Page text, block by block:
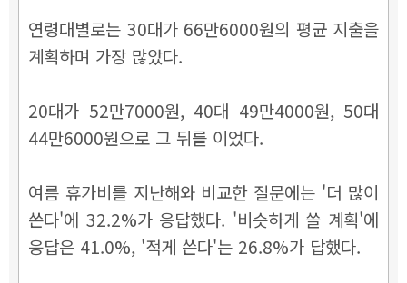
연령대별로는 30대가 66만6000원의 평균 지출을
계획하며 가장 많았다.
20대가 52만7000원, 40대 49만4000원, 50대
44만6000원으로 그 뒤를 이었다.
여름 휴가비를 지난해와 비교한 질문에는 '더 많이
쓴다'에 32.2%가 응답했다. '비슷하게 쓸 계획'에
응답은 41.0%, '적게 쓴다'는 26.8%가 답했다.